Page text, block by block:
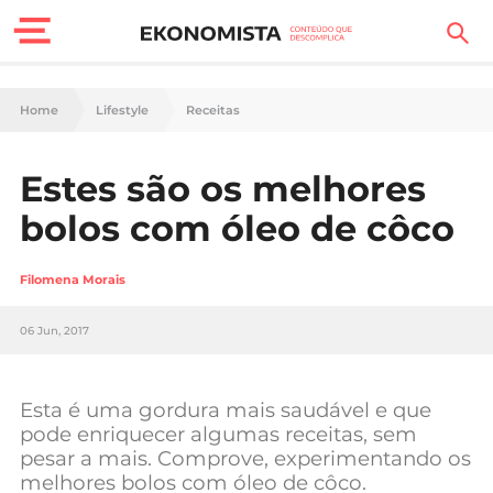
Finanças Pessoais
Carreira
Tecnologia
Negócios
Home Lifestyle Receitas
Estes são os melhores
bolos com óleo de côco
Filomena Morais
06 Jun, 2017
Esta é uma gordura mais saudável e que
pode enriquecer algumas receitas, sem
pesar a mais. Comprove, experimentando os
melhores bolos com óleo de côco.